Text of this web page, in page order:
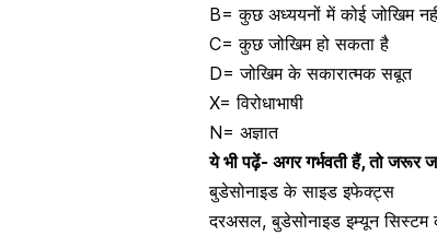
B= कुछ अध्ययनों में कोई जोखिम
C= कुछ जोखिम हो सकता है
D= जोखिम के सकारात्मक सबूत
X= विरोधाभाषी
N= अज्ञात
ये भी पढ़ें- अगर गर्भवती हैं, तो जरूर
बुडेसोनाइड के साइड इफेक्ट्स
दरअसल, बुडेसोनाइड इम्यून